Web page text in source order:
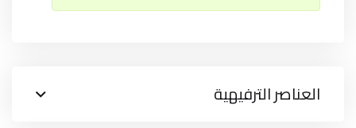
العناصر الترفيهية